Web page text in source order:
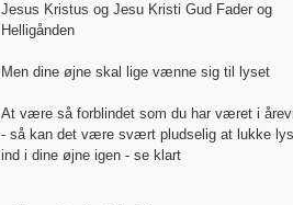
Jesus Kristus og Jesu Kristi Gud Fader og
Helligånden
Men dine øjne skal lige vænne sig til lyset
At være så forblindet som du har været i
- så kan det være svært pludselig at lukke
ind i dine øjne igen - se klart